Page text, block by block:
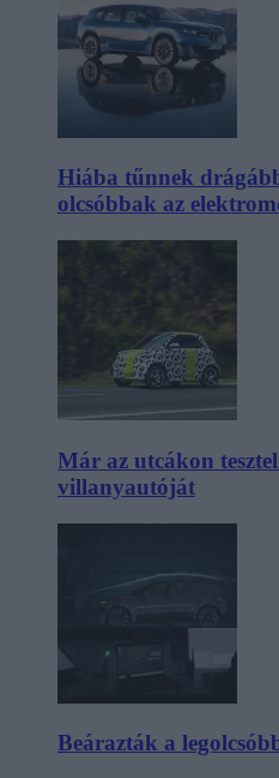
Hiába tűnnek
olcsóbbak az
Már az utcákon
villanyautóját
Beárazták a